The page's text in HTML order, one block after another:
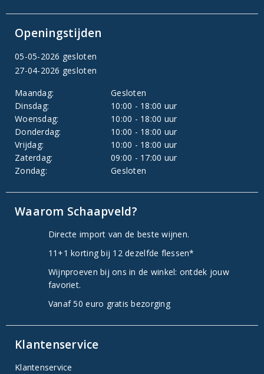
Openingstijden
05-05-2026 gesloten
27-04-2026 gesloten
Maandag:
Gesloten
Dinsdag:
10:00 - 18:00 uur
Woensdag:
10:00 - 18:00 uur
Donderdag:
10:00 - 18:00 uur
Vrijdag:
10:00 - 18:00 uur
Zaterdag:
09:00 - 17:00 uur
Zondag:
Gesloten
Waarom Schaapveld?
Directe import van de beste wijnen.
11+1 korting bij 12 dezelfde flessen*
Wijnproeven bij ons in de winkel: ontdek jouw
favoriet.
Vanaf 50 euro gratis bezorging
Klantenservice
Klantenservice